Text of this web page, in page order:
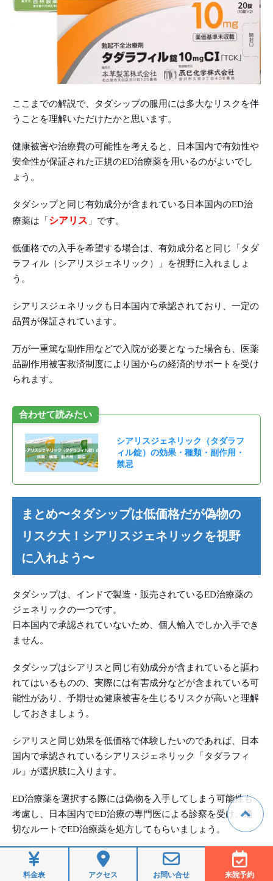
ここまでの解説で、タダシップの服用には多大なリスクを伴
うことを理解いただけたかと思います。
健康被害や治療費の可能性を考えると、日本国内で有効性や
安全性が保証された正規のED治療薬を用いるのがよいでし
ょう。
タダシップと同じ有効成分が含まれている日本国内のED治
療薬は「 シアリス 」です。
低価格での入手を希望する場合は、有効成分名と同じ「タダ
ラフィル（シアリスジェネリック）」を視野に入れましょ
う。
シアリスジェネリックも日本国内で承認されており、一定の
品質が保証されています。
万が一重篤な副作用などで入院が必要となった場合も、医薬
品副作用被害救済制度により国からの経済的サポートを受け
られます。
合わせて読みたい
シアリスジェネリック（タダラフ
ィル錠）の効果・種類・副作用・
禁忌
まとめ〜タダシップは低価格だが偽物の
リスク大！シアリスジェネリックを視野
に入れよう〜
タダシップは、インドで製造・販売されているED治療薬の
ジェネリックの一つです。
日本国内で承認されていないため、個人輸入でしか入手でき
ません。
タダシップはシアリスと同じ有効成分が含まれていると謳わ
れてはいるものの、実際には有害成分などが含まれている可
能性があり、予期せぬ健康被害を生じるリスクが高いと理解
しておきましょう。
シアリスと同じ効果を低価格で体験したいのであれば、日本
国内で承認されているシアリスジェネリック「タダラフィ
ル」が選択肢に入ります。
ED治療薬を選択する際には偽物を入手してしまう可能性も
考慮し、日本国内でED治療の専門医による診察を受け、適
切なルートでED治療薬を処方してもらいましょう。
合わせて読みたい
料金表 アクセス お問い合せ 来院予約